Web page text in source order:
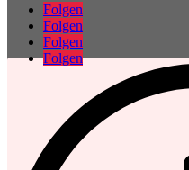
Folgen
Folgen
Folgen
Folgen